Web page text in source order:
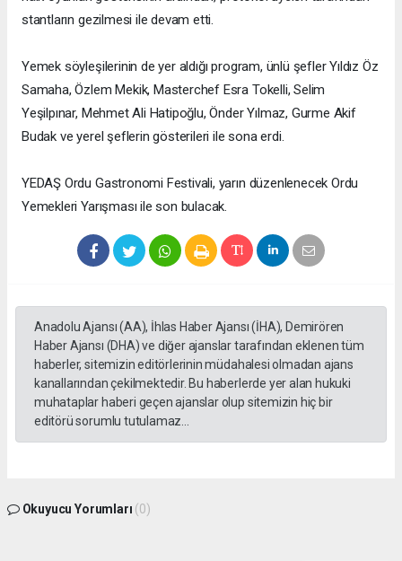
stantların gezilmesi ile devam etti.
Yemek söyleşilerinin de yer aldığı program, ünlü şefler Yıldız Öz
Samaha, Özlem Mekik, Masterchef Esra Tokelli, Selim
Yeşilpınar, Mehmet Ali Hatipoğlu, Önder Yılmaz, Gurme Akif
Budak ve yerel şeflerin gösterileri ile sona erdi.
YEDAŞ Ordu Gastronomi Festivali, yarın düzenlenecek Ordu
Yemekleri Yarışması ile son bulacak.
Anadolu Ajansı (AA), İhlas Haber Ajansı (İHA), Demirören
Haber Ajansı (DHA) ve diğer ajanslar tarafından eklenen tüm
haberler, sitemizin editörlerinin müdahalesi olmadan ajans
kanallarından çekilmektedir. Bu haberlerde yer alan hukuki
muhataplar haberi geçen ajanslar olup sitemizin hiç bir
editörü sorumlu tutulamaz...
Okuyucu Yorumları (0)